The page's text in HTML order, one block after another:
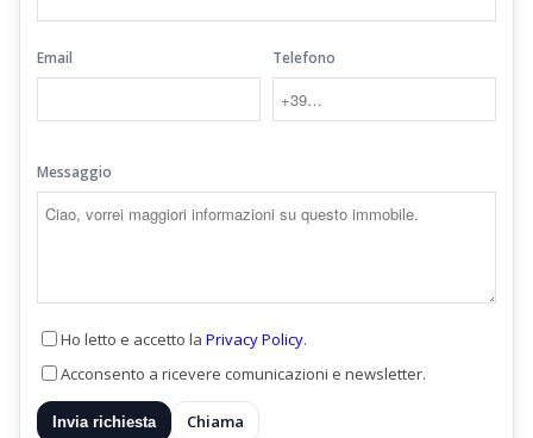
Email Telefono
Messaggio
Ho letto e accetto la Privacy Policy.
Acconsento a ricevere comunicazioni e newsletter.
Invia richiesta Chiama